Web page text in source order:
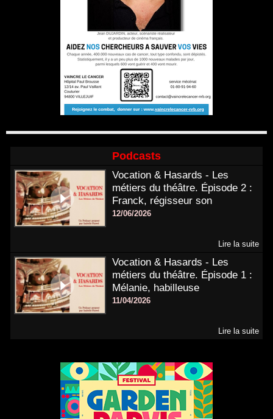
Podcasts
Vocation & Hasards - Les
métiers du théâtre. Épisode 2 :
Franck, régisseur son
12/06/2026
Lire la suite
Vocation & Hasards - Les
métiers du théâtre. Épisode 1 :
Mélanie, habilleuse
11/04/2026
Lire la suite